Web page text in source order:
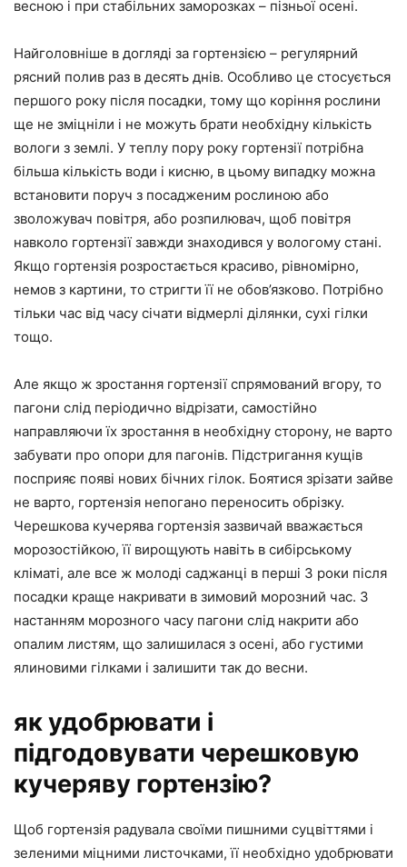
весною і при стабільних заморозках – пізньої осені.
Найголовніше в догляді за гортензією – регулярний
рясний полив раз в десять днів. Особливо це стосується
першого року після посадки, тому що коріння рослини
ще не зміцніли і не можуть брати необхідну кількість
вологи з землі. У теплу пору року гортензії потрібна
більша кількість води і кисню, в цьому випадку можна
встановити поруч з посадженим рослиною або
зволожувач повітря, або розпилювач, щоб повітря
навколо гортензії завжди знаходився у вологому стані.
Якщо гортензія розростається красиво, рівномірно,
немов з картини, то стригти її не обов’язково. Потрібно
тільки час від часу січати відмерлі ділянки, сухі гілки
тощо.
Але якщо ж зростання гортензії спрямований вгору, то
пагони слід періодично відрізати, самостійно
направляючи їх зростання в необхідну сторону, не варто
забувати про опори для пагонів. Підстригання кущів
посприяє появі нових бічних гілок. Боятися зрізати зайве
не варто, гортензія непогано переносить обрізку.
Черешкова кучерява гортензія зазвичай вважається
морозостійкою, її вирощують навіть в сибірському
кліматі, але все ж молоді саджанці в перші 3 роки після
посадки краще накривати в зимовий морозний час. З
настанням морозного часу пагони слід накрити або
опалим листям, що залишилася з осені, або густими
ялиновими гілками і залишити так до весни.
як удобрювати і
підгодовувати черешковую
кучеряву гортензію?
Щоб гортензія радувала своїми пишними суцвіттями і
зеленими міцними листочками, її необхідно удобрювати